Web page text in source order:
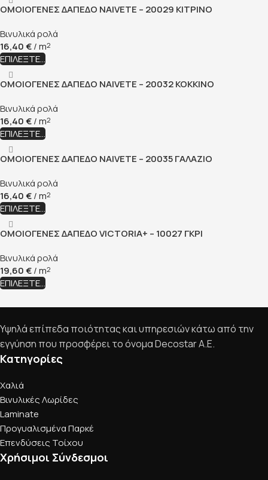
ΟΜΟΙΟΓΕΝΕΣ ΔΑΠΕΔΟ NAIVETE – 20029 ΚΙΤΡΙΝΟ
Βινυλικά ρολά
16,40€/ m2
ΕΠΙΛΈΞΤΕ...
ΟΜΟΙΟΓΕΝΕΣ ΔΑΠΕΔΟ NAIVETE – 20032 ΚΟΚΚΙΝΟ
Βινυλικά ρολά
16,40€/ m2
ΕΠΙΛΈΞΤΕ...
ΟΜΟΙΟΓΕΝΕΣ ΔΑΠΕΔΟ NAIVETE – 20035 ΓΑΛΑΖΙΟ
Βινυλικά ρολά
16,40€/ m2
ΕΠΙΛΈΞΤΕ...
ΟΜΟΙΟΓΕΝΕΣ ΔΑΠΕΔΟ VICTORIA+ – 10027 ΓΚΡΙ
Βινυλικά ρολά
19,60€/ m2
ΕΠΙΛΈΞΤΕ...
Υψηλά επίπεδα ποιότητας και υπηρεσιών κάτω από την
εγγύηση που προσφέρει το όνομα Decostar Α.Ε.
Κατηγορίες
Χαλιά
Βινυλικές Λωρίδες
Laminate
Προγυαλισμένα Παρκέ
Επενδύσεις Τοίχου
Χρήσιμοι Σύνδεσμοι